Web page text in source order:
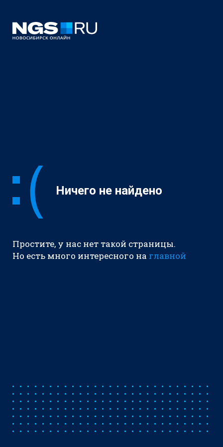
Ничего не найдено
Простите, у нас нет такой страницы.
Но есть много интересного на главной